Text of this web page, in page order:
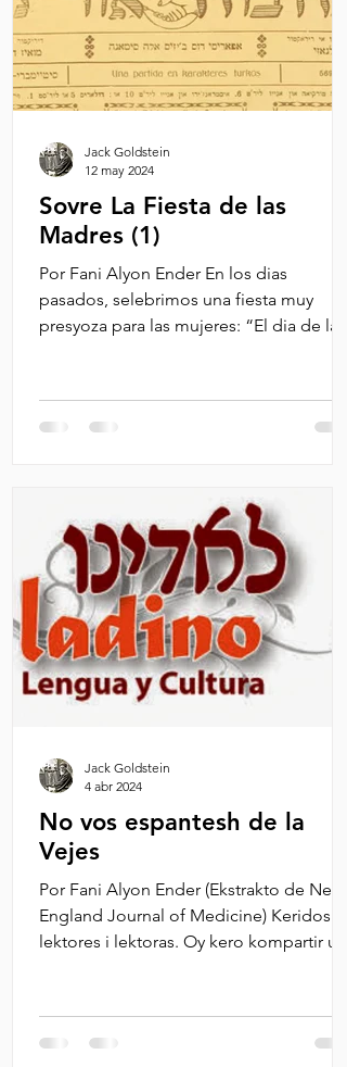
Sovre La Fiesta de las
Madres (1)
Por Fani Alyon Ender En los dias
pasados, selebrimos una fiesta muy
presyoza para las mujeres: “El dia de las
Jack Goldstein
12 may 2024
No vos espantesh de la
Vejes
Por Fani Alyon Ender (Ekstrakto de New
England Journal of Medicine) Keridos
lektores i lektoras. Oy kero kompartir un
Jack Goldstein
4 abr 2024